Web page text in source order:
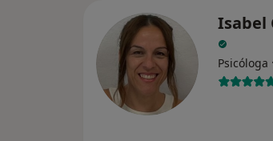
Isabel
Psicóloga ·